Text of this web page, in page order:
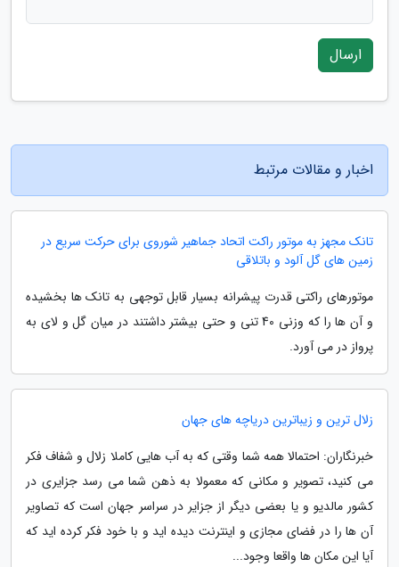
ارسال
اخبار و مقالات مرتبط
تانک مجهز به موتور راکت اتحاد جماهیر شوروی برای حرکت سریع در
زمین های گل آلود و باتلاقی
موتورهای راکتی قدرت پیشرانه بسیار قابل توجهی به تانک ها بخشیده
و آن ها را که وزنی 40 تنی و حتی بیشتر داشتند در میان گل و لای به
پرواز در می آورد.
زلال ترین و زیباترین دریاچه های جهان
خبرنگاران: احتمالا همه شما وقتی که به آب هایی کاملا زلال و شفاف فکر
می کنید، تصویر و مکانی که معمولا به ذهن شما می رسد جزایری در
کشور مالدیو و یا بعضی دیگر از جزایر در سراسر جهان است که تصاویر
آن ها را در فضای مجازی و اینترنت دیده اید و با خود فکر کرده اید که
آیا این مکان ها واقعا وجود...